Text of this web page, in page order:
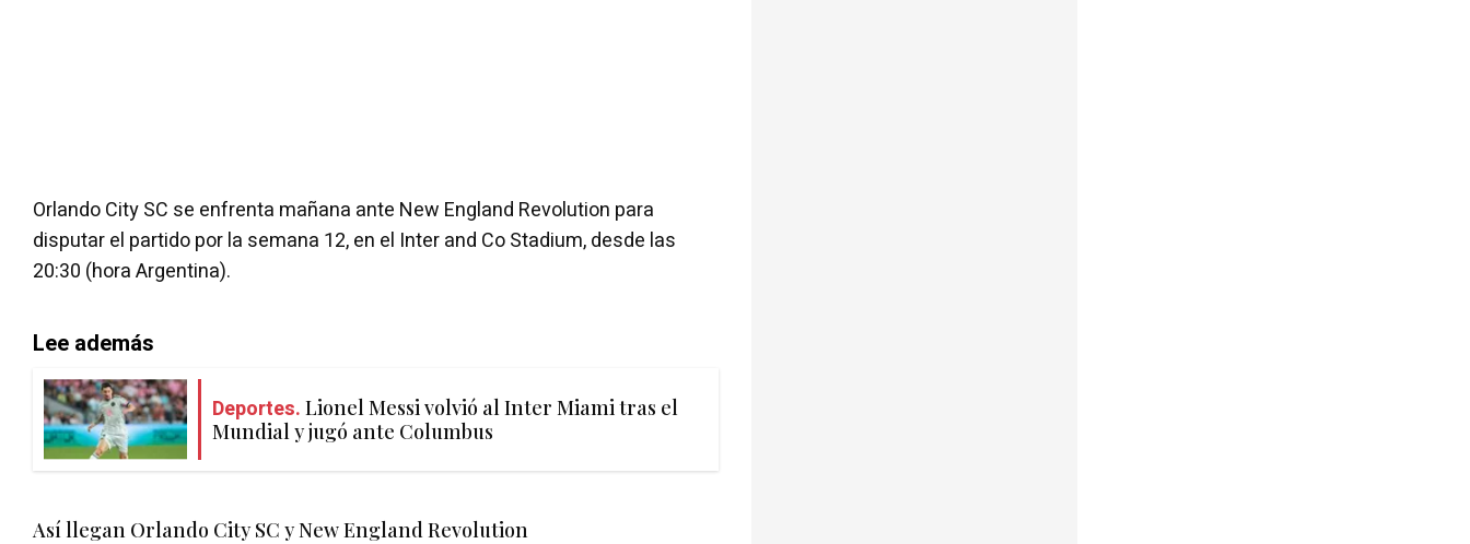
Orlando City SC se enfrenta mañana ante New England Revolution para
disputar el partido por la semana 12, en el Inter and Co Stadium, desde las
20:30 (hora Argentina).
Lee además
Deportes. Lionel Messi volvió al Inter Miami tras el
Mundial y jugó ante Columbus
Así llegan Orlando City SC y New England Revolution